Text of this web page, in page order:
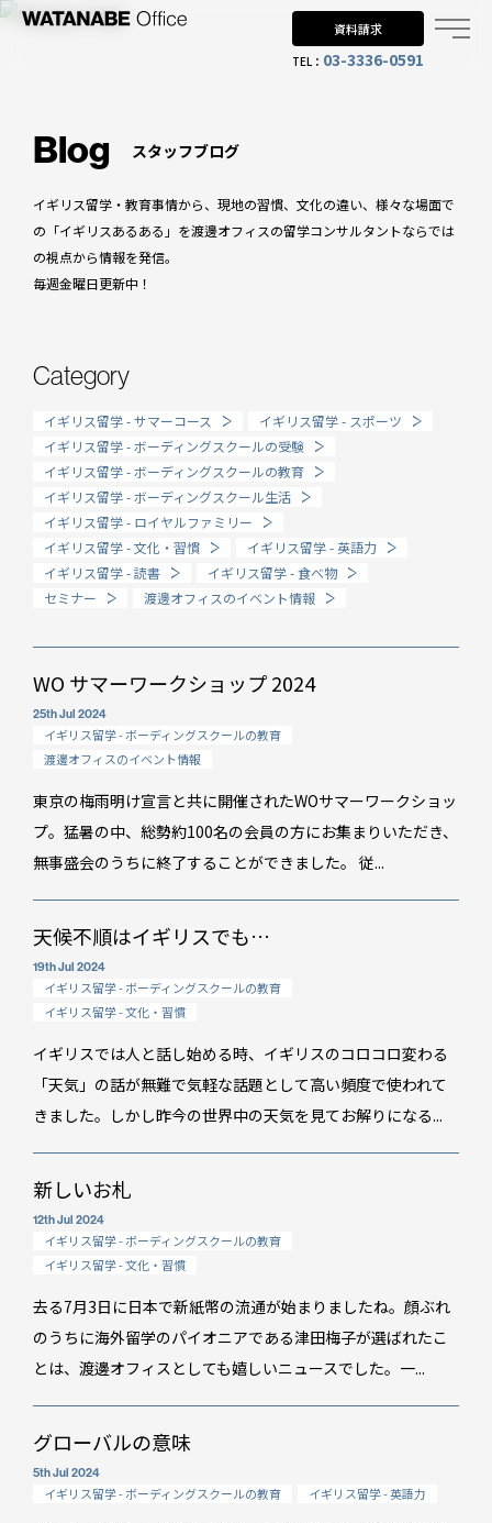
資料請求
TEL： 03-3336-0591
Why WO?
渡邊オフィスを選ぶ理由
When?
年齢で選ぶ留学
How long?
期間で選ぶ留学
Blog スタッフブログ
イギリス留学・教育事情から、現地の習慣、文化の違い、様々な場面で
の「イギリスあるある」を渡邊オフィスの留学コンサルタントならでは
の視点から情報を発信。
毎週金曜日更新中！
Category
イギリス留学 - サマーコース
イギリス留学 - スポーツ
イギリス留学 - ボーディングスクールの受験
イギリス留学 - ボーディングスクールの教育
イギリス留学 - ボーディングスクール生活
イギリス留学 - ロイヤルファミリー
イギリス留学 - 文化・習慣
イギリス留学 - 英語力
イギリス留学 - 読書
イギリス留学 - 食べ物
セミナー
渡邊オフィスのイベント情報
WO サマーワークショップ 2024
25th Jul 2024
イギリス留学 - ボーディングスクールの教育
渡邊オフィスのイベント情報
東京の梅雨明け宣言と共に開催されたWOサマーワークショッ
プ。猛暑の中、総勢約100名の会員の方にお集まりいただき、
無事盛会のうちに終了することができました。 従...
天候不順はイギリスでも…
19th Jul 2024
イギリス留学 - ボーディングスクールの教育
イギリス留学 - 文化・習慣
イギリスでは人と話し始める時、イギリスのコロコロ変わる
「天気」の話が無難で気軽な話題として高い頻度で使われて
きました。しかし昨今の世界中の天気を見てお解りになる...
新しいお札
12th Jul 2024
イギリス留学 - ボーディングスクールの教育
イギリス留学 - 文化・習慣
去る7月3日に日本で新紙幣の流通が始まりましたね。顔ぶれ
のうちに海外留学のパイオニアである津田梅子が選ばれたこ
とは、渡邊オフィスとしても嬉しいニュースでした。一...
グローバルの意味
5th Jul 2024
イギリス留学 - ボーディングスクールの教育 イギリス留学 - 英語力